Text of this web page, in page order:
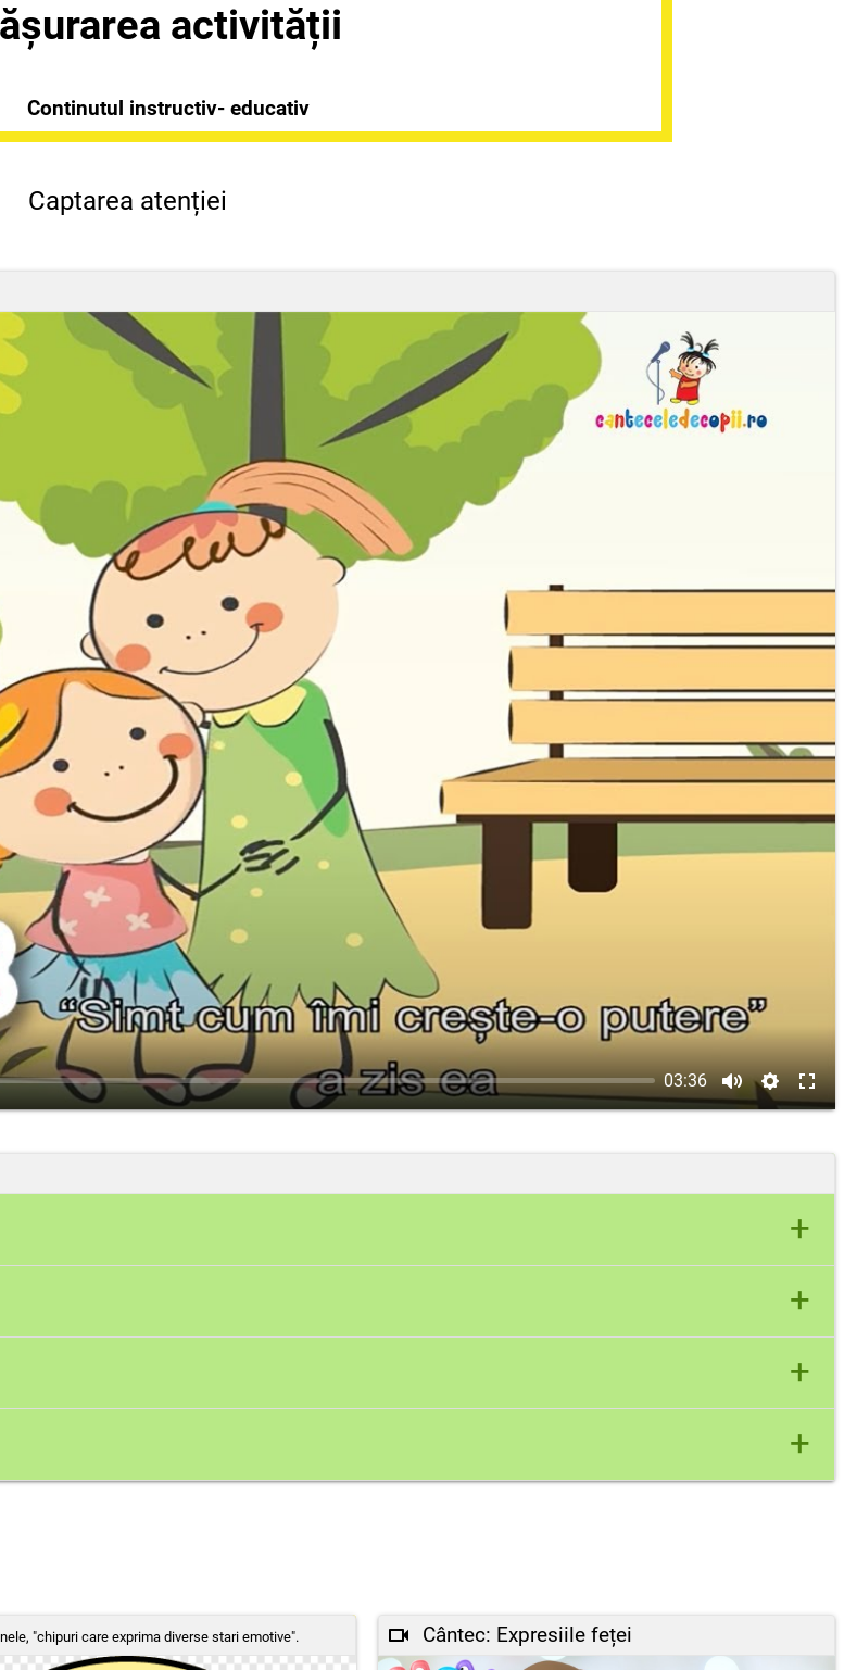
activității
Continutul instructiv- educativ
Captarea atenției
03:36
+
+
ca este mult mai important sa pretuim bucuria si ca ea poate fi "alungata" cu un
+
o cale de razbunare si ca, nu in acest mod obtine o rezolvare a problemelor. +
"chipuri care exprima diverse stari emotive". Cântec: Expresiile feței